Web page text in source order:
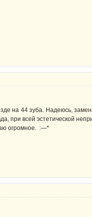
на 44 зуба. Надеюсь,
при всей эстетической
огромное. :—*